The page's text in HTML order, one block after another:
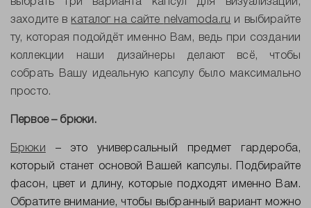
заходите в каталог на сайте nelvamoda .ru и выбирайте
ту, которая подойдёт именно Вам, ведь при создании
коллекции наши дизайнеры делают всё, чтобы
собрать Вашу идеальную капсулу было максимально
просто.
Первое – брюки.
Брюки – это универсальный предмет гардероба,
который станет основой Вашей капсулы. Подбирайте
фасон, цвет и длину, которые подходят именно Вам.
Обратите внимание, чтобы выбранный вариант можно